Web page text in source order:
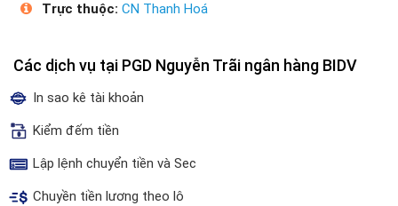
Trực thuộc: CN Thanh Hoá
Các dịch vụ tại PGD Nguyễn Trãi ngân hàng BIDV
In sao kê tài khoản
Kiểm đếm tiền
Lập lệnh chuyển tiền và Sec
Chuyền tiền lương theo lô